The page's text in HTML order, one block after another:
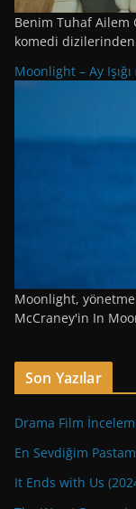
Benim Tuhaf Ailem
komedi
Moonlight – Ay
Moonlight,
McCraney'in In
Son Yazılar
Drama Film
En Sevdiğim
It Ends with Us